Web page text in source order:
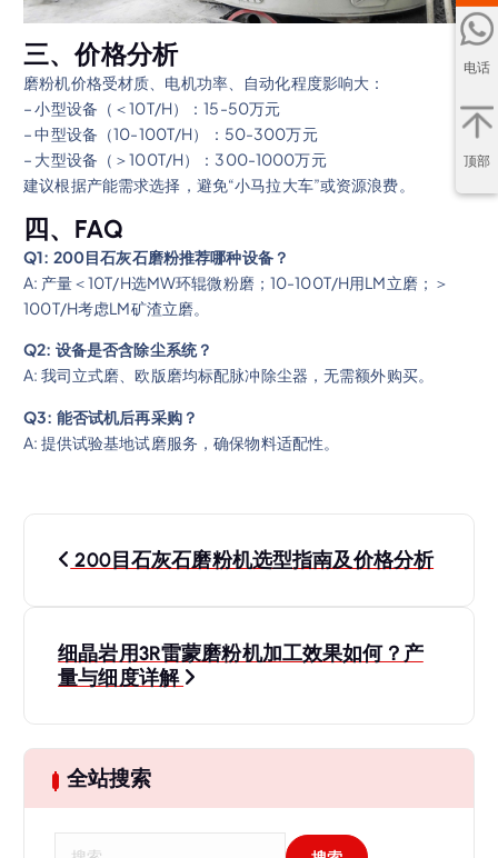
三、价格分析
磨粉机价格受材质、电机功率、自动化程度影响大：
– 小型设备（＜10T/H）：15-50万元
– 中型设备（10-100T/H）：50-300万元
– 大型设备（＞100T/H）：300-1000万元
建议根据产能需求选择，避免“小马拉大车”或资源浪费。
四、FAQ
Q1: 200目石灰石磨粉推荐哪种设备？
A: 产量＜10T/H选MW环辊微粉磨；10-100T/H用LM立磨；＞
100T/H考虑LM矿渣立磨。
Q2: 设备是否含除尘系统？
A: 我司立式磨、欧版磨均标配脉冲除尘器，无需额外购买。
Q3: 能否试机后再采购？
A: 提供试验基地试磨服务，确保物料适配性。
文
导
航
200目石灰石磨粉机选型指南及价格分析
细晶岩用3R雷蒙磨粉机加工效果如何？产
量与细度详解
全站搜索
电话
顶部